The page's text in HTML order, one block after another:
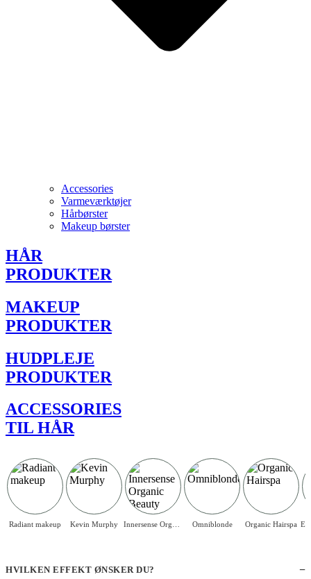
Accessories
Varmeværktøjer
Hårbørster
Makeup børster
HÅR
PRODUKTER
MAKEUP
PRODUKTER
HUDPLEJE
PRODUKTER
ACCESSORIES
TIL HÅR
Radiant makeup Kevin Murphy Omniblonde Organic Hairspa
HVILKEN EFFEKT ØNSKER DU?